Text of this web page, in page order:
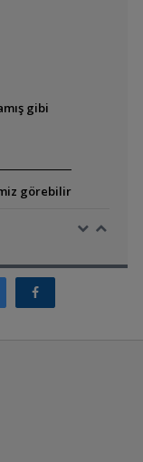
gibi
görebilir